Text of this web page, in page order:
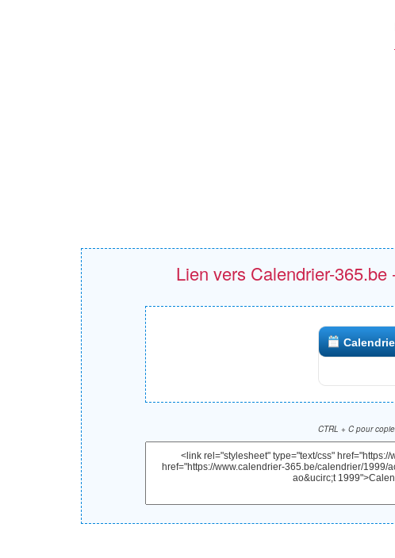
Lien vers Calendrier-
CTRL + C pour